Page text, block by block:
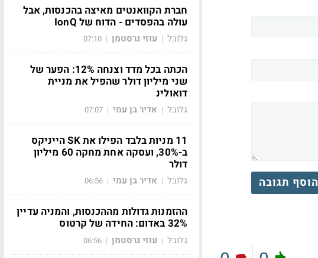
הוסף תגובה
חברת הקוואנטים מאיצה בהכנסות, אבל
עולה בהפסדים - הדוח של IonQ
גלובל | עוזי גרסטמן |
07:10
הכתה בכל מדד וצנחה 12%: הפער של
שני מיליון דולר שהפיל את מניית
דואולינ
גלובל | אדיר בן עמי |
07:07
11 מניות בלבד הפילו את SK הייניקס
ב-30%, ועסקה אחת מחקה 60 מיליון
דולר
גלובל | אדיר בן עמי |
06:56
ההזמנות גדולות מההכנסות, והמניה עדיין
32% באדום: החידה של קרטוס
גלובל | עוזי גרסטמן |
06:56